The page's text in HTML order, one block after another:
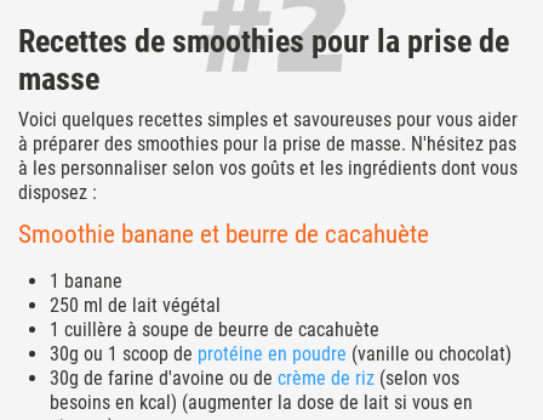
Recettes de smoothies pour la prise de
masse
Voici quelques recettes simples et savoureuses pour vous aider
à préparer des smoothies pour la prise de masse. N'hésitez pas
à les personnaliser selon vos goûts et les ingrédients dont vous
disposez :
Smoothie banane et beurre de cacahuète
1 banane
250 ml de lait végétal
1 cuillère à soupe de beurre de cacahuète
30g ou 1 scoop de protéine en poudre (vanille ou chocolat)
30g de farine d'avoine ou de crème de riz (selon vos
besoins en kcal) (augmenter la dose de lait si vous en